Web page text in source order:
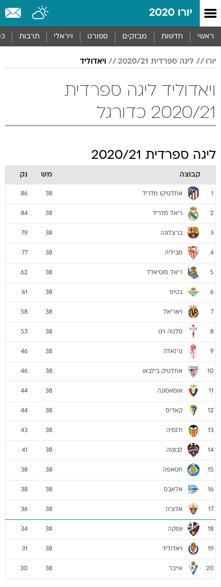
יורו 2020
ראשי חדשות מבזקים ספורט ויראלי תרבות
יורו ליגה ספרדית 2020/21 ויאדוליד
ויאדוליד ליגה ספרדית
2020/21 כדורגל
ליגה ספרדית 2020/21
קבוצה מש נק
1 אתלטיקו מדריד 38
86
2 ריאל מדריד 38
84
3 ברצלונה 38
79
4 סביליה 38
77
5 ריאל סוסיאדד 38
62
6 בטיס 38
61
7 ויאריאל 38
58
8 סלטה ויגו 38
53
9 גרנאדה 38
46
10 אתלטיק בילבאו 38
46
11 אוסאסונה 38
44
12 קאדיס 38
44
13 ולנסיה 38
43
14 לבנטה 38
41
15 חטאפה 38
38
16 אלאבס 38
38
17 אלצ'ה 38
36
18 ווסקה 38
34
19 ויאדוליד 38
31
20 אייבר 38
30